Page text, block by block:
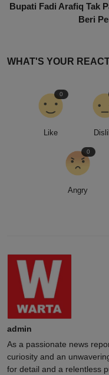
Bupati Fadi Arafiq Tak
Beri
WHAT'S YOUR
Like
0
Angry
0
admin
As a passionate news
curiosity and an
for detail and a relentless